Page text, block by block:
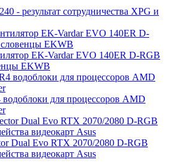
- результат сотрудничества XPG и
EK-Vardar EVO 140ER D-RGB
EKWB
для процессоров AMD
Dual Evo RTX 2070/2080 D-RGB
видеокарт Asus